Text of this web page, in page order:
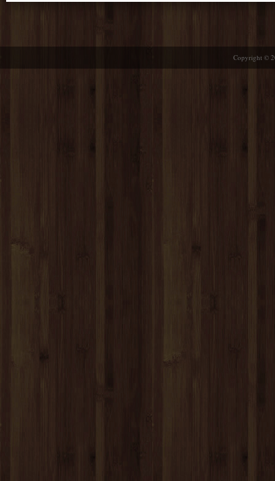
Copyright ©